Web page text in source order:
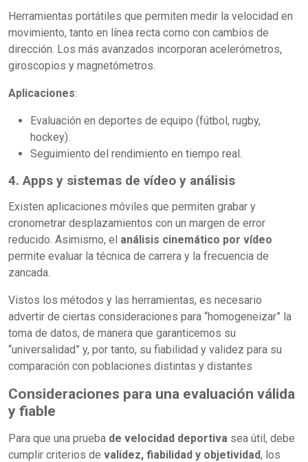
Herramientas portátiles que permiten medir la velocidad en
movimiento, tanto en línea recta como con cambios de
dirección. Los más avanzados incorporan acelerómetros,
giroscopios y magnetómetros.
Aplicaciones:
Evaluación en deportes de equipo (fútbol, rugby,
hockey).
Seguimiento del rendimiento en tiempo real.
4. Apps y sistemas de vídeo y análisis
Existen aplicaciones móviles que permiten grabar y
cronometrar desplazamientos con un margen de error
reducido. Asimismo, el análisis cinemático por vídeo
permite evaluar la técnica de carrera y la frecuencia de
zancada.
Vistos los métodos y las herramientas, es necesario
advertir de ciertas consideraciones para “homogeneizar” la
toma de datos, de manera que garanticemos su
“universalidad” y, por tanto, su fiabilidad y validez para su
comparación con poblaciones distintas y distantes
Consideraciones para una evaluación válida
y fiable
Para que una prueba de velocidad deportiva sea útil, debe
cumplir criterios de validez, fiabilidad y objetividad, los